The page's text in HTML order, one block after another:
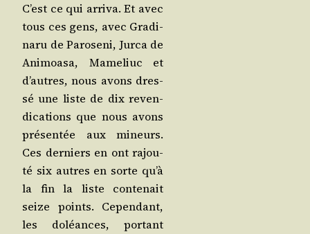
C’est ce qui arri­va. Et avec
tous ces gens, avec Gra­di­
na­ru de Paro­se­ni, Jur­ca de
Ani­moa­sa, Mame­liuc et
d’autres, nous avons dres­
sé une liste de dix reven­
di­ca­tions que nous avons
pré­sen­tée aux mineurs.
Ces der­niers en ont rajou­
té six autres en sorte qu’à
la fin la liste conte­nait
seize points. Cepen­dant,
les doléances, por­tant